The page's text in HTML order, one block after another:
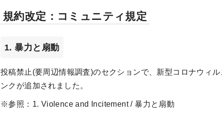
規約改定：コミュニティ規定
1. 暴力と扇動
投稿禁止(要周辺情報調査)のセクションで、新型コロナウィ
ンクが追加されました。
※参照：1. Violence and Incitement / 暴力と扇動